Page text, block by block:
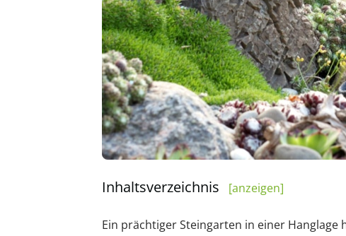
Inhaltsverzeichnis [anzeigen]
Ein prächtiger Steingarten in einer